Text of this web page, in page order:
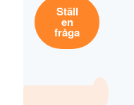
Ställ
en
fråga